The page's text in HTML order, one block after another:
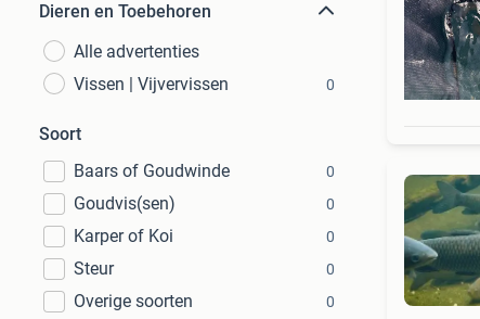
Dieren en Toebehoren
Alle advertenties
Vissen | Vijvervissen
0
Soort
Baars of Goudwinde
0
Goudvis(sen) 0
Karper of Koi 0
Steur 0
Overige soorten 0